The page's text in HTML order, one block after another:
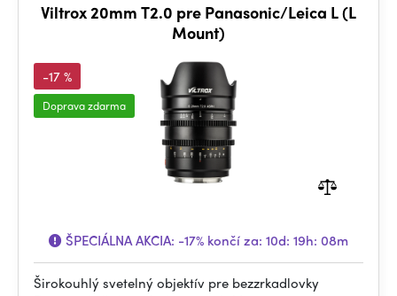
Viltrox 20mm T2.0 pre Panasonic/Leica L (L
Mount)
-17 %
Doprava zdarma
ŠPECIÁLNA AKCIA: -17% končí za: 10d: 19h: 08m
Širokouhlý svetelný objektív pre bezzrkadlovky